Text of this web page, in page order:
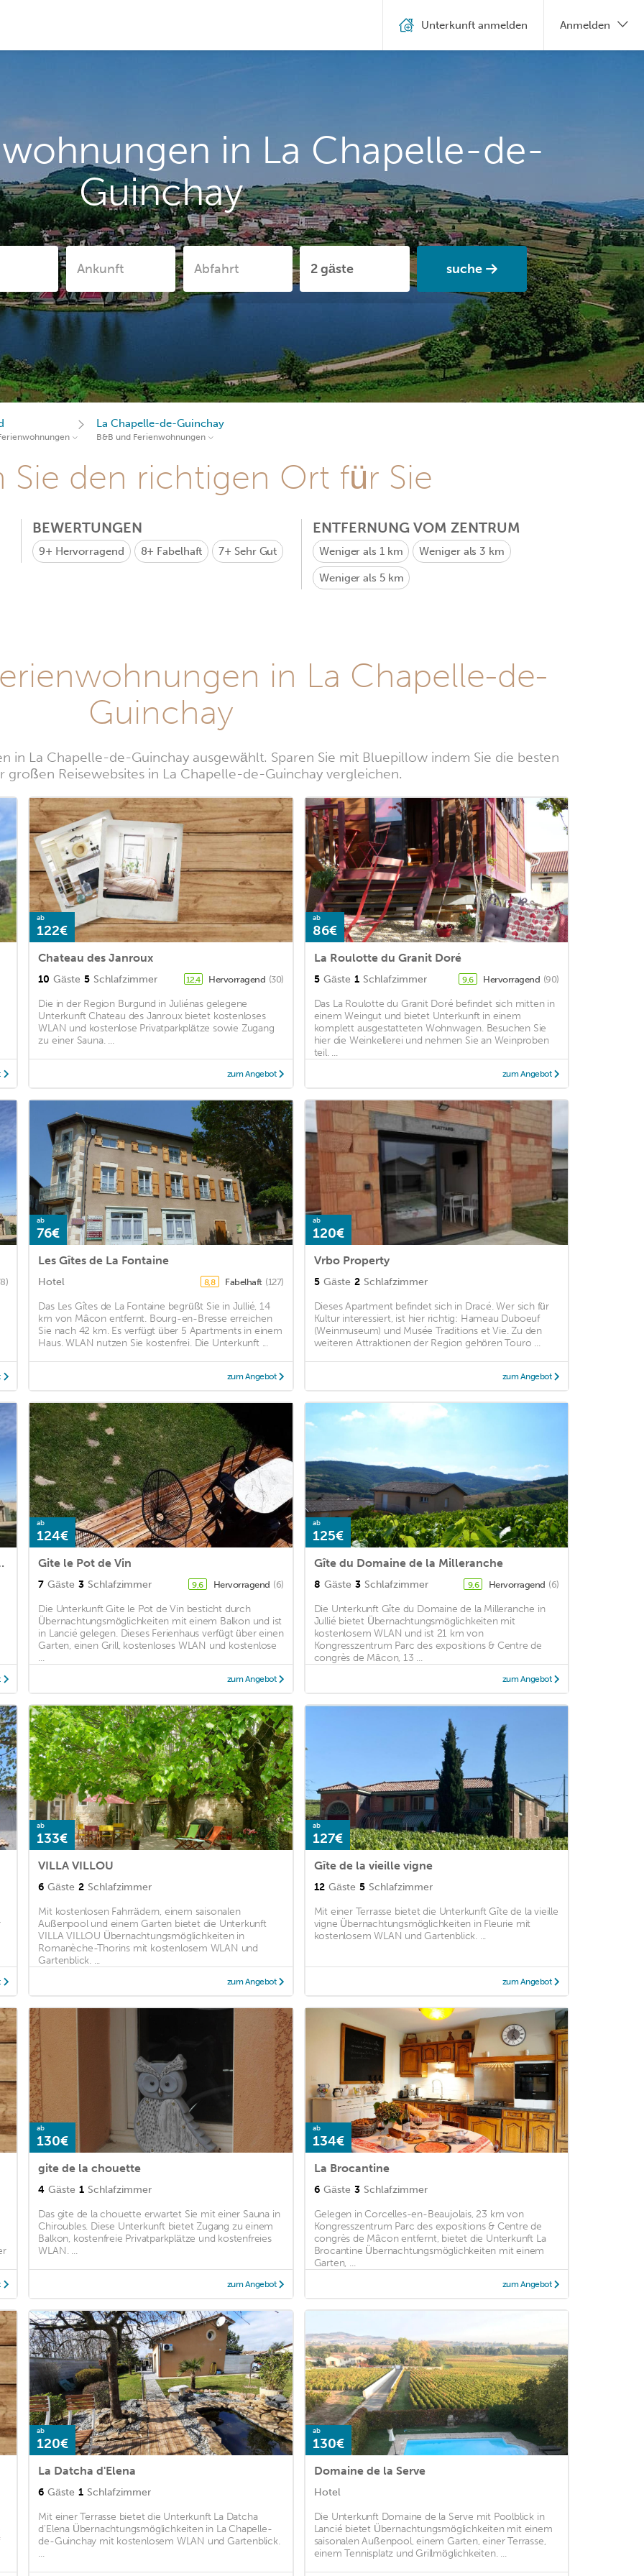
in La Chapelle-de-
Guinchay
suche
Unterkunft anmelden Anmelden
La Chapelle-de-Guinchay
B&B und Ferienwohnungen
Sie den richtigen Ort für Sie
BEWERTUNGEN
9+ Hervorragend 8+ Fabelhaft 7+ Sehr Gut
ENTFERNUNG VOM ZENTRUM
Weniger als 1 km Weniger als 3 km
Weniger als 5 km
in La Chapelle-de-
Guinchay
in La Chapelle-de-Guinchay ausgewählt. Sparen Sie mit Bluepillow indem Sie die besten
großen Reisewebsites in La Chapelle-de-Guinchay vergleichen.
ab
122€
Chateau des Janroux
10 Gäste 5 Schlafzimmer 12,4 Hervorragend (30)
Die in der Region Burgund in Juliénas gelegene
Unterkunft Chateau des Janroux bietet kostenloses
WLAN und kostenlose Privatparkplätze sowie Zugang
zu einer Sauna. ...
zum Angebot
ab
86€
La Roulotte du Granit Doré
5 Gäste 1 Schlafzimmer 9,6 Hervorragend (90)
Das La Roulotte du Granit Doré befindet sich mitten in
einem Weingut und bietet Unterkunft in einem
komplett ausgestatteten Wohnwagen. Besuchen Sie
hier die Weinkellerei und nehmen Sie an Weinproben
teil. ...
zum Angebot
ab
76€
Les Gîtes de La Fontaine
Hotel 8,8 Fabelhaft (127)
Das Les Gîtes de La Fontaine begrüßt Sie in Jullié, 14
km von Mâcon entfernt. Bourg-en-Bresse erreichen
Sie nach 42 km. Es verfügt über 5 Apartments in einem
Haus. WLAN nutzen Sie kostenfrei. Die Unterkunft ...
zum Angebot
ab
120€
Vrbo Property
5 Gäste 2 Schlafzimmer
Dieses Apartment befindet sich in Dracé. Wer sich für
Kultur interessiert, ist hier richtig: Hameau Duboeuf
(Weinmuseum) und Musée Traditions et Vie. Zu den
weiteren Attraktionen der Region gehören Touro ...
zum Angebot
at the foot of
ab
124€
Gite le Pot de Vin
7 Gäste 3 Schlafzimmer 9,6 Hervorragend (6)
Die Unterkunft Gite le Pot de Vin besticht durch
Übernachtungsmöglichkeiten mit einem Balkon und ist
in Lancié gelegen. Dieses Ferienhaus verfügt über einen
Garten, einen Grill, kostenloses WLAN und kostenlose
...
zum Angebot
ab
125€
Gîte du Domaine de la Milleranche
8 Gäste 3 Schlafzimmer 9,6 Hervorragend (6)
Die Unterkunft Gîte du Domaine de la Milleranche in
Jullié bietet Übernachtungsmöglichkeiten mit
kostenlosem WLAN und ist 21 km von
Kongresszentrum Parc des expositions & Centre de
congrès de Mâcon, 13 ...
zum Angebot
ab
133€
VILLA VILLOU
6 Gäste 2 Schlafzimmer
Mit kostenlosen Fahrrädern, einem saisonalen
Außenpool und einem Garten bietet die Unterkunft
VILLA VILLOU Übernachtungsmöglichkeiten in
Romanèche-Thorins mit kostenlosem WLAN und
Gartenblick. ...
zum Angebot
ab
127€
Gîte de la vieille vigne
12 Gäste 5 Schlafzimmer
Mit einer Terrasse bietet die Unterkunft Gîte de la vieille
vigne Übernachtungsmöglichkeiten in Fleurie mit
kostenlosem WLAN und Gartenblick. ...
zum Angebot
ab
130€
gite de la chouette
4 Gäste 1 Schlafzimmer
Das gite de la chouette erwartet Sie mit einer Sauna in
Chiroubles. Diese Unterkunft bietet Zugang zu einem
Balkon, kostenfreie Privatparkplätze und kostenfreies
WLAN. ...
zum Angebot
ab
134€
La Brocantine
6 Gäste 3 Schlafzimmer
Gelegen in Corcelles-en-Beaujolais, 23 km von
Kongresszentrum Parc des expositions & Centre de
congrès de Mâcon entfernt, bietet die Unterkunft La
Brocantine Übernachtungsmöglichkeiten mit einem
Garten, ...
zum Angebot
ab
120€
La Datcha d'Elena
6 Gäste 1 Schlafzimmer
Mit einer Terrasse bietet die Unterkunft La Datcha
d'Elena Übernachtungsmöglichkeiten in La Chapelle-
de-Guinchay mit kostenlosem WLAN und Gartenblick.
...
ab
130€
Domaine de la Serve
Hotel
Die Unterkunft Domaine de la Serve mit Poolblick in
Lancié bietet Übernachtungsmöglichkeiten mit einem
saisonalen Außenpool, einem Garten, einer Terrasse,
einem Tennisplatz und Grillmöglichkeiten. ...